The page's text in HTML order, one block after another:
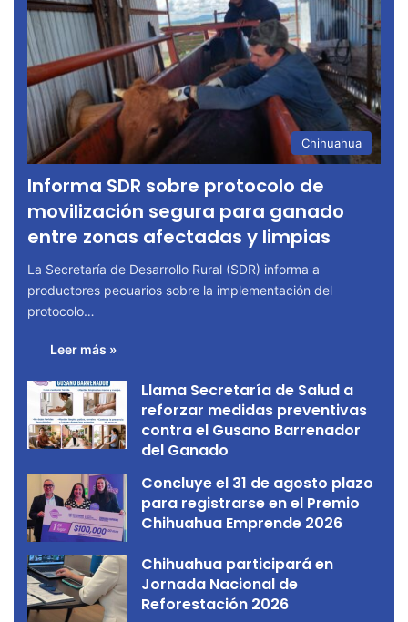
Chihuahua
Informa SDR sobre protocolo de
movilización segura para ganado
entre zonas afectadas y limpias
La Secretaría de Desarrollo Rural (SDR) informa a
productores pecuarios sobre la implementación del
protocolo…
Leer más »
Llama Secretaría de Salud a
reforzar medidas preventivas
contra el Gusano Barrenador
del Ganado
Concluye el 31 de agosto plazo
para registrarse en el Premio
Chihuahua Emprende 2026
Chihuahua participará en
Jornada Nacional de
Reforestación 2026